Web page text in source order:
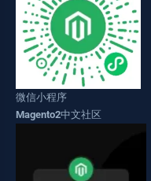
微信小程序
Magento2中文社区